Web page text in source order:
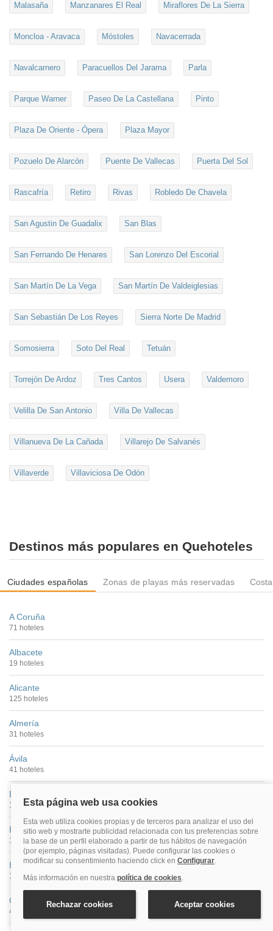
Malasaña Manzanares El Real Miraflores De La Sierra
Moncloa - Aravaca Móstoles Navacerrada
Navalcarnero Paracuellos Del Jarama Parla
Parque Warner Paseo De La Castellana Pinto
Plaza De Oriente - Ópera Plaza Mayor
Pozuelo De Alarcón Puente De Vallecas Puerta Del Sol
Rascafría Retiro Rivas Robledo De Chavela
San Agustin De Guadalix San Blas
San Fernando De Henares San Lorenzo Del Escorial
San Martín De La Vega San Martín De Valdeiglesias
San Sebastián De Los Reyes Sierra Norte De Madrid
Somosierra Soto Del Real Tetuán
Torrejón De Ardoz Tres Cantos Usera Valdemoro
Velilla De San Antonio Villa De Vallecas
Villanueva De La Cañada Villarejo De Salvanés
Villaverde Villaviciosa De Odón
Destinos más populares en Quehoteles
Ciudades españolas Zonas de playas más reservadas
A Coruña
71 hoteles
Albacete
19 hoteles
Alicante
125 hoteles
Almería
31 hoteles
Ávila
41 hoteles
Badajoz
16 hoteles
Barcelona
1003 hoteles
Bilbao
115 hoteles
Cáceres
40 hoteles